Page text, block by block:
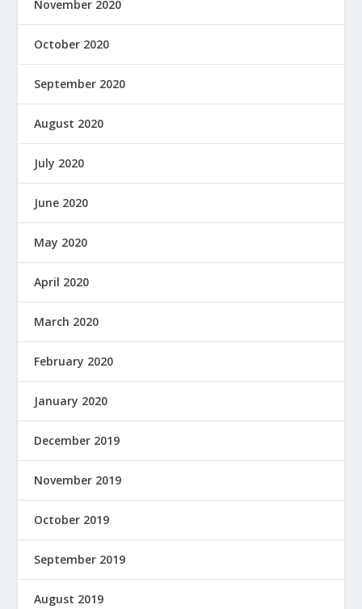
November 2020
October 2020
September 2020
August 2020
July 2020
June 2020
May 2020
April 2020
March 2020
February 2020
January 2020
December 2019
November 2019
October 2019
September 2019
August 2019